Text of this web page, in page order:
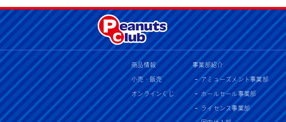
商品情報
小売・販売
オンラインくじ
事業部紹介
アミューズメント事業部
ホールセール事業部
ライセンス事業部